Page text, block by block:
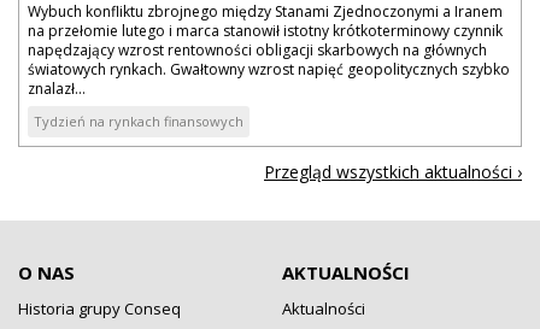
Wybuch konfliktu zbrojnego między Stanami Zjednoczonymi a Iranem
na przełomie lutego i marca stanowił istotny krótkoterminowy czynnik
napędzający wzrost rentowności obligacji skarbowych na głównych
światowych rynkach. Gwałtowny wzrost napięć geopolitycznych szybko
znalazł...
Tydzień na rynkach finansowych
Przegląd wszystkich aktualności ›
O NAS
Historia grupy Conseq
AKTUALNOŚCI
Aktualności